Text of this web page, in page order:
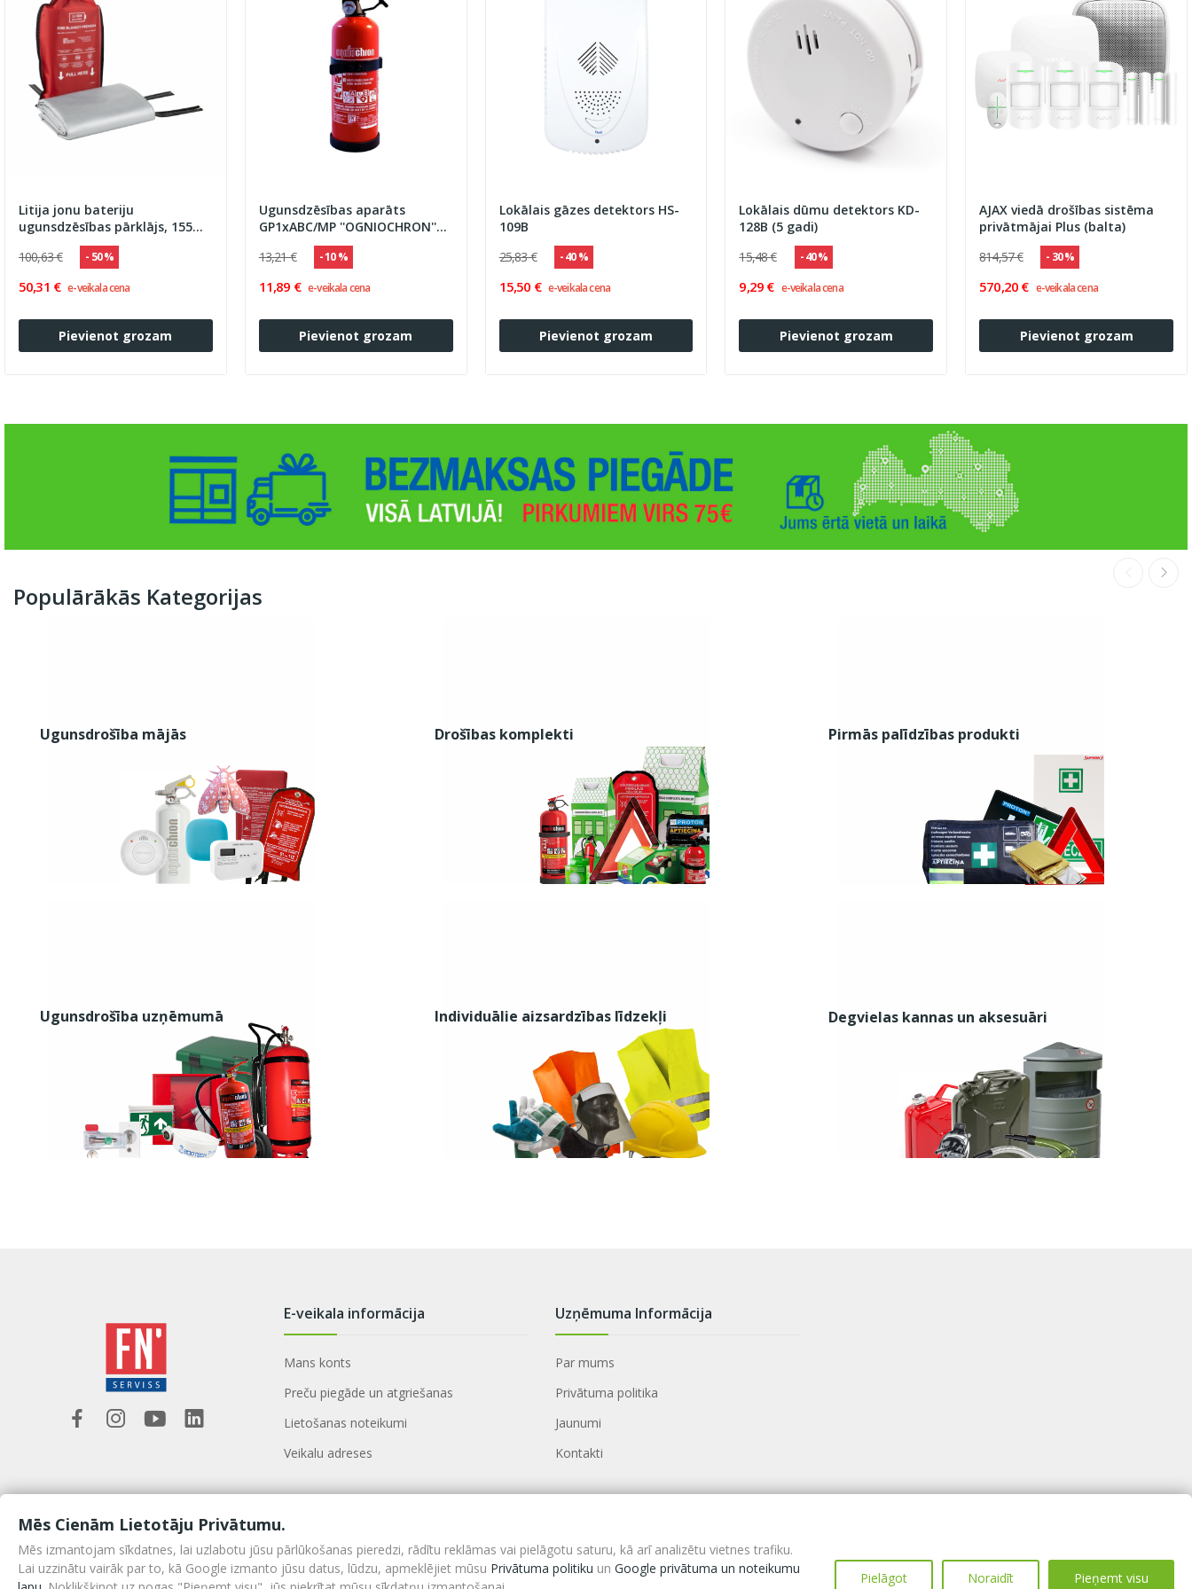
Litija jonu bateriju
ugunsdzēsības pārklājs, 155
100,63 € - 50 %
50,31 € e-veikala cena
Pievienot grozam
Ugunsdzēsības aparāts
GP1xABC/MP ''OGNIOCHRON''
8A 34B C, PA-1
13,21 € - 10 %
11,89 € e-veikala cena
Pievienot grozam
Lokālais gāzes detektors HS-
109B
25,83 €
- 40 %
15,50 € e-veikala cena
Pievienot grozam
Lokālais dūmu detektors KD-
128B (5 gadi)
15,48 €
- 40 %
9,29 € e-veikala cena
Pievienot grozam
AJAX viedā drošības sistēma
privātmājai Plus (balta)
814,57 €
- 30 %
570,20 € e-veikala cena
Pievienot grozam
Populārākās Kategorijas
Ugunsdrošība mājās
Ugunsdrošība uzņēmumā
Drošības komplekti
Individuālie aizsardzības līdzekļi
Pirmās palīdzības produkti
Degvielas kannas un aksesuāri
E-veikala informācija
Mans konts
Preču piegāde un atgriešanas
Lietošanas noteikumi
Veikalu adreses
Uzņēmuma Informācija
Par mums
Privātuma politika
Jaunumi
Kontakti
Mēs Cienām Lietotāju Privātumu.
Mēs izmantojam sīkdatnes, lai uzlabotu jūsu pārlūkošanas pieredzi, rādītu reklāmas vai pielāgotu saturu, kā arī analizētu vietnes trafiku.
Lai uzzinātu vairāk par to, kā Google izmanto jūsu datus, lūdzu, apmeklējiet mūsu Privātuma politiku un Google privātuma un noteikumu
Pielāgot Noraidīt Pieņemt visu